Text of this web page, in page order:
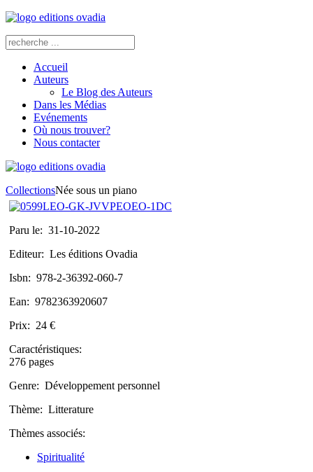
Accueil
Auteurs
Le Blog des Auteurs
Dans les Médias
Evénements
Où nous trouver?
Nous contacter
CollectionsNée sous un piano
Paru le: 31-10-2022
Editeur: Les éditions Ovadia
Isbn: 978-2-36392-060-7
Ean: 9782363920607
Prix: 24 €
Caractéristiques:
276 pages
Genre: Développement personnel
Thème: Litterature
Thèmes associés:
Spiritualité